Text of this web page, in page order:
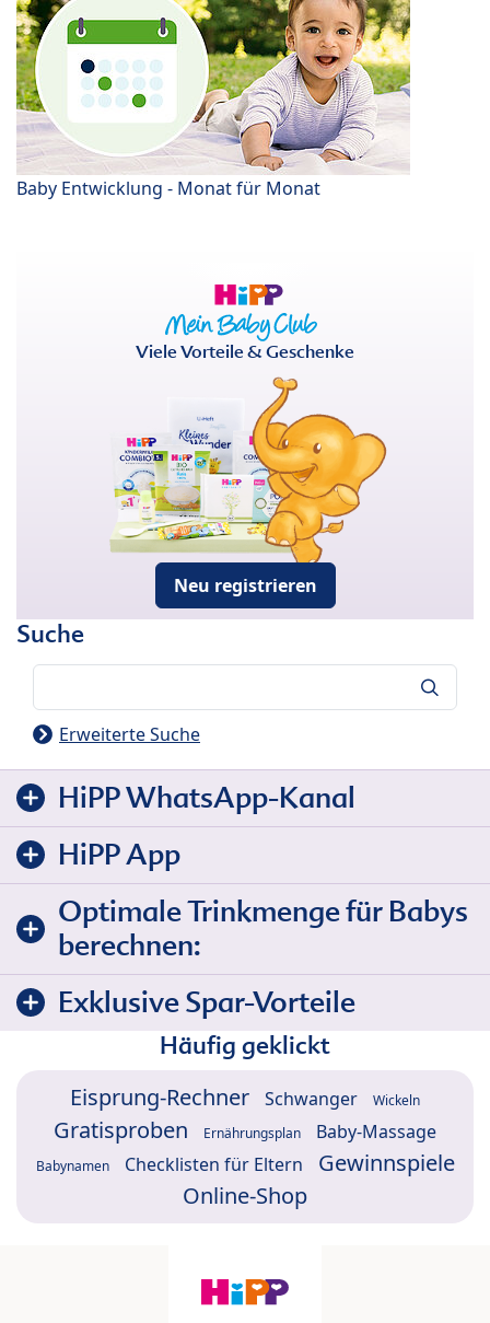
Baby Entwicklung - Monat für Monat
Viele Vorteile & Geschenke
Neu registrieren
Suche
Erweiterte Suche
HiPP WhatsApp-Kanal
HiPP App
Optimale Trinkmenge für Babys
berechnen:
Exklusive Spar-Vorteile
Häufig geklickt
Eisprung-Rechner Schwanger Wickeln
Gratisproben Ernährungsplan Baby-Massage
Babynamen Checklisten für Eltern
Gewinnspiele
Online-Shop